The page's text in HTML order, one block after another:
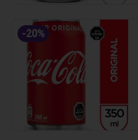
-20%